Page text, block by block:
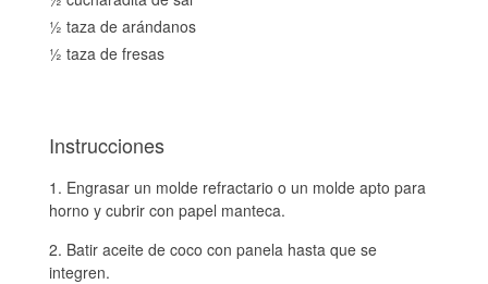
½ taza de arándanos
½ taza de fresas
Instrucciones
Engrasar un molde refractario o un molde apto para
horno y cubrir con papel manteca.
Batir aceite de coco con panela hasta que se
integren.